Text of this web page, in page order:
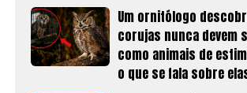
Um ornitólogo
corujas nunca devem
como animais de
o que se fala sobre